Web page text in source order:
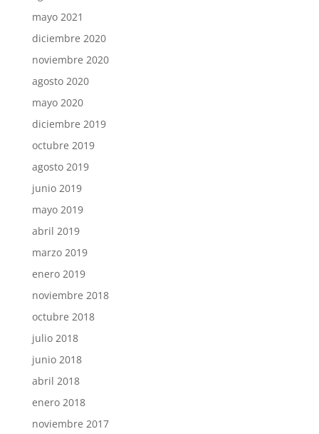
mayo 2021
diciembre 2020
noviembre 2020
agosto 2020
mayo 2020
diciembre 2019
octubre 2019
agosto 2019
junio 2019
mayo 2019
abril 2019
marzo 2019
enero 2019
noviembre 2018
octubre 2018
julio 2018
junio 2018
abril 2018
enero 2018
noviembre 2017